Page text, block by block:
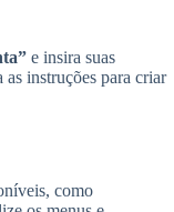
e insira suas
instruções para criar
como